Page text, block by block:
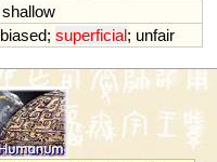
shallow
biased; superficial; unfair